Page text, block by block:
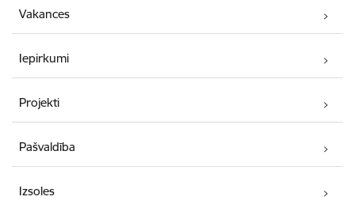
Vakances
Iepirkumi
Projekti
Pašvaldība
Izsoles